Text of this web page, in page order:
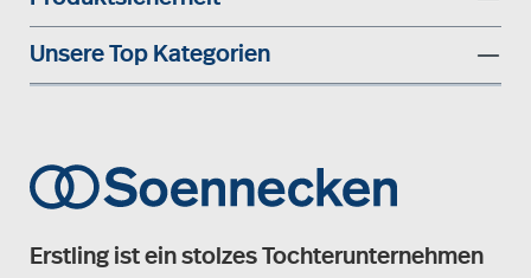
Unsere Top Kategorien
Erstling ist ein stolzes Tochterunternehmen